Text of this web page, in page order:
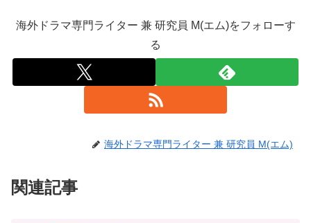
海外ドラマ専門ライター 兼 研究員 M(エム)をフォローす
る
海外ドラマ専門ライター 兼 研究員 M(エム)
関連記事